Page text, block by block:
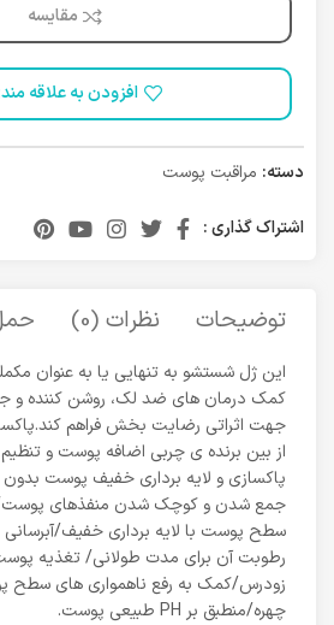
مقایسه
افزودن به علاقه
دسته: مراقبت پوست
اشتراک گذاری :
توضیحات نظرات (0)
این ژل شستشو به تنهایی یا به عنوان
کمک درمان های ضد لک، روشن کننده و
جهت اثراتی رضایت بخش فراهم
از بین برنده ی چربی اضافه پوست و
پاکسازی و لایه برداری خفیف پوست
جمع شدن و کوچک شدن منفذهای پوست/
سطح پوست با لایه برداری خفیف/
رطوبت آن برای مدت طولانی/ تغذیه
زودرس/کمک به رفع ناهمواری های سطح
چهره/منطبق بر PH طبیعی پوست.